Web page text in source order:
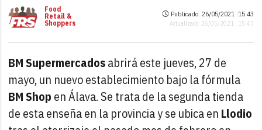
Food
Retail &
Shoppers
Publicado: 26/05/2021 ·15:43
Actualizado: 26/05/2021 · 15:43
BM Supermercadosabrirá este jueves, 27 de
mayo, un nuevo establecimiento bajo la fórmula
BM Shop en Álava. Se trata de la segunda tienda
de esta enseña en la provincia y se ubica en Llodio